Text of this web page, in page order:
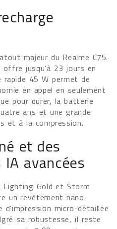
majeur du Realme C75.
jusqu’à 23 jours en
45 W permet de
en appel en seulement
pour durer, la batterie
ans et une grande
et à la compression.
et des
avancées
Lighting Gold et Storm
un revêtement nano-
micro-détaillée
sa robustesse, il reste